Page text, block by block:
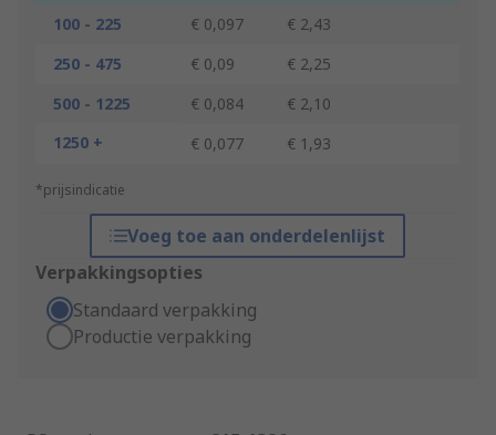
100 - 225
€ 0,097
€ 2,43
250 - 475
€ 0,09
€ 2,25
500 - 1225
€ 0,084
€ 2,10
1250 +
€ 0,077 € 1,93
*prijsindicatie
Voeg toe aan onderdelenlijst
Verpakkingsopties
Standaard verpakking
Productie verpakking